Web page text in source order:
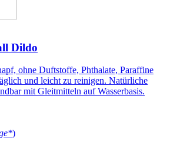
Dildo
ohne Duftstoffe, Phthalate, Paraffine
und leicht zu reinigen. Natürliche
mit Gleitmitteln auf Wasserbasis.
)